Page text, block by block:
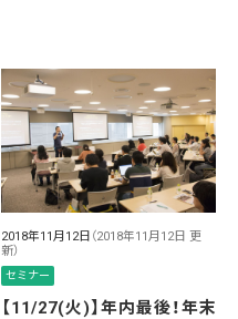
2018年11月12日 （2018年11月12日 更
新）
セミナー
【11/27(火)】年内最後！年末